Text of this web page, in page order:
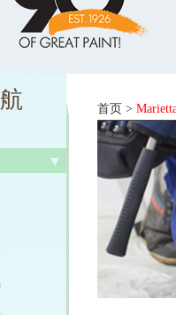
首页 >